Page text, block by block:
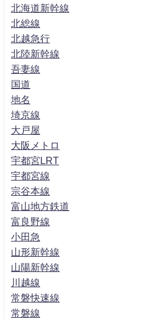
北海道新幹線
北総線
北越急行
北陸新幹線
吾妻線
国道
地名
埼京線
大戸屋
大阪メトロ
宇都宮LRT
宇都宮線
宗谷本線
富山地方鉄道
富良野線
小田急
山形新幹線
山陽新幹線
川越線
常磐快速線
常磐線